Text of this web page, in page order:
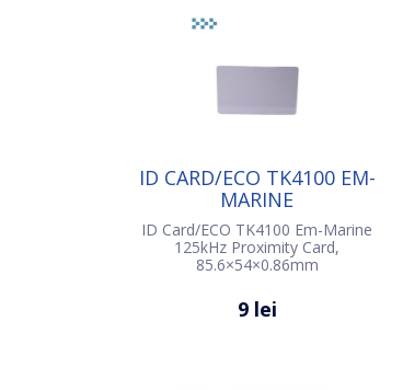
ID CARD/ECO TK4100 EM-
MARINE
ID Card/ECO TK4100 Em-Marine
125kHz Proximity Card,
85.6×54×0.86mm
9 lei